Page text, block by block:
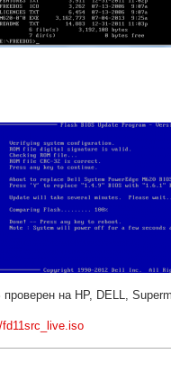
проверен на HP, DELL,